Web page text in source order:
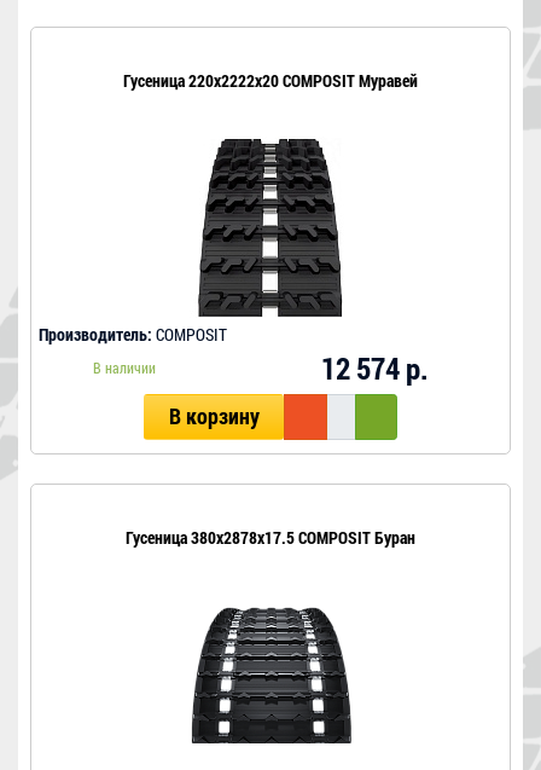
Гусеница 220x2222x20 COMPOSIT Муравей
Производитель: COMPOSIT
В наличии 12 574 р.
В корзину
Гусеница 380x2878x17.5 COMPOSIT Буран